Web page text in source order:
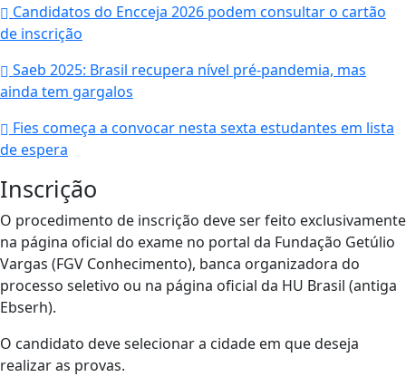
Candidatos do Encceja 2026 podem consultar o cartão
de inscrição
Saeb 2025: Brasil recupera nível pré-pandemia, mas
ainda tem gargalos
Fies começa a convocar nesta sexta estudantes em lista
de espera
Inscrição
O procedimento de inscrição deve ser feito exclusivamente
na página oficial do exame no portal da Fundação Getúlio
Vargas (FGV Conhecimento), banca organizadora do
processo seletivo ou na página oficial da HU Brasil (antiga
Ebserh).
O candidato deve selecionar a cidade em que deseja
realizar as provas.